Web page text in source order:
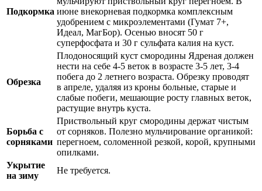
Подкормка июне внекорневая подкормка комплексным
удобрением с микроэлементами (Гумат 7+,
Идеал, МагБор). Осенью вносят 50 г
суперфосфата и 30 г сульфата калия на куст.
Обрезка
Плодоносящий куст смородины Ядреная должен
нести на себе 4-5 веток в возрасте 3-5 лет, 3-4
побега до 2 летнего возраста. Обрезку проводят
в апреле, удаляя из кроны больные, старые и
слабые побеги, мешающие росту главных веток,
растущие внутрь куста.
Борьба с
сорняками
Приствольный круг смородины держат чистым
от сорняков. Полезно мульчирование органикой:
перегноем, соломенной резкой, корой, крупными
опилками.
Укрытие
на зиму
Не требуется.